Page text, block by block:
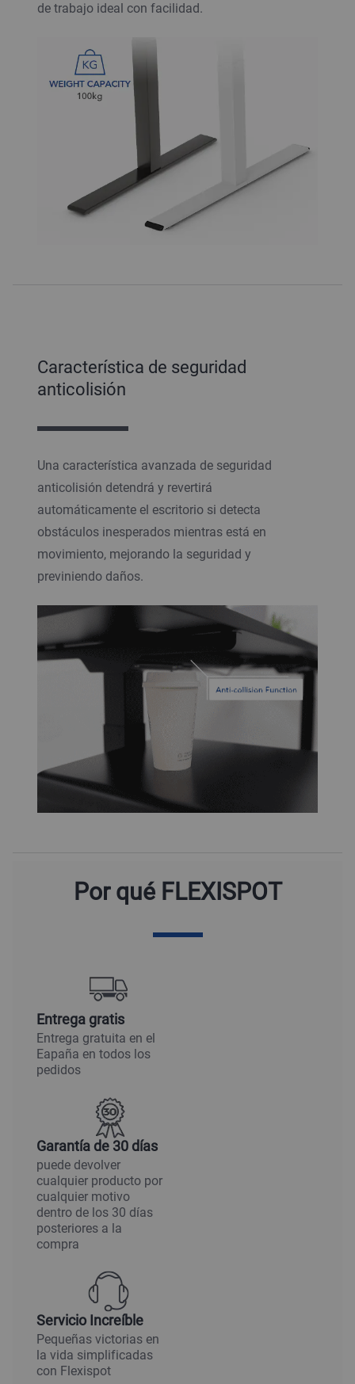
de trabajo ideal con facilidad.
Característica de seguridad
anticolisión
Una característica avanzada de seguridad
anticolisión detendrá y revertirá
automáticamente el escritorio si detecta
obstáculos inesperados mientras está en
movimiento, mejorando la seguridad y
previniendo daños.
Por qué FLEXISPOT
Entrega gratis
Entrega gratuita en el
Eapaña en todos los
pedidos
Garantía de 30 días
puede devolver
cualquier producto por
cualquier motivo
dentro de los 30 días
posteriores a la
compra
Servicio Increíble
Pequeñas victorias en
la vida simplificadas
con Flexispot